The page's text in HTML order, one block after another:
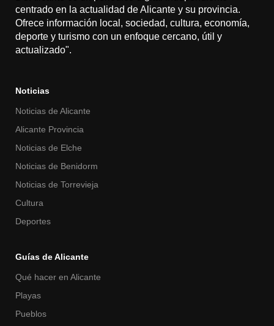
centrado en la actualidad de Alicante y su provincia.
Ofrece información local, sociedad, cultura, economía,
deporte y turismo con un enfoque cercano, útil y
actualizado".
Noticias
Noticias de Alicante
Alicante Provincia
Noticias de Elche
Noticias de Benidorm
Noticias de Torrevieja
Cultura
Deportes
Guías de Alicante
Qué hacer en Alicante
Playas
Pueblos